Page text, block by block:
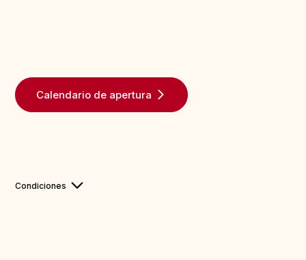
Calendario de apertura
Condiciones